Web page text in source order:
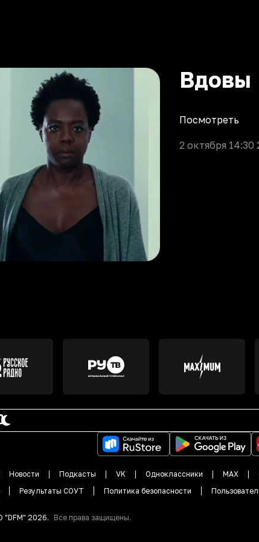
Вдовы
Посмотреть
2 октября 14:30
Новости Подкасты VK Одноклассники MAX
Результаты СОУТ Политика безопасности
"DFM" 2026. Все права защищены.